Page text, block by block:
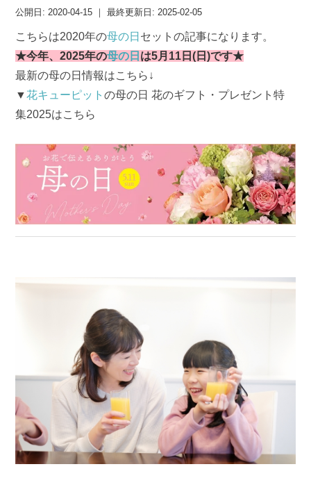
公開日:2020-04-15 ｜最終更新日:2025-02-05
こちらは2020年の母の日 セットの記事になります。
★今年、2025年の母の日 は5月11日(日)です★
最新の母の日情報はこちら↓
▼花キューピットの母の日 花のギフト・プレゼント特
集2025はこちら